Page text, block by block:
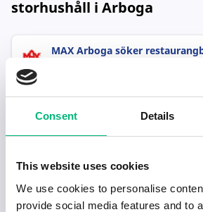
Consent Details
This website uses cookies
We use cookies to personalise
provide social media features and to
storhushåll i Arboga
MAX Arboga söker
Senaste publiceringarna i